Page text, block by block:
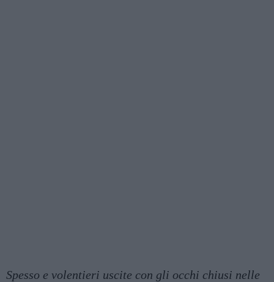
Spesso e volentieri uscite con gli occhi chiusi nelle